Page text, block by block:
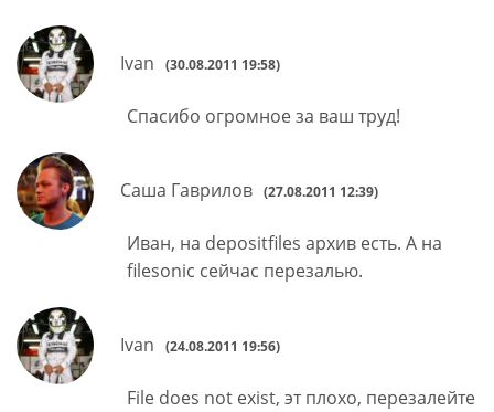
Ivan (30.08.2011 19:58)
Спасибо огромное за ваш труд!
Саша Гаврилов (27.08.2011 12:39)
Иван, на depositfiles архив есть. А на
filesonic сейчас перезалью.
Ivan (24.08.2011 19:56)
File does not exist, эт плохо, перезалейте